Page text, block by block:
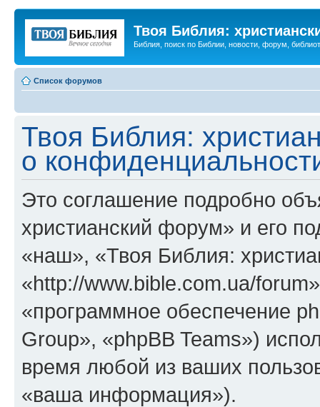
Твоя Библия:
Библия, поиск по Библии, новости, форум,
Список форумов
Твоя Библия:
о
Это соглашение подробно
христианский форум» и его
«наш», «Твоя Библия:
«http://www.bible.com.ua/
«программное обеспечение
Group», «phpBB Teams»)
время любой из ваших
«ваша информация»).